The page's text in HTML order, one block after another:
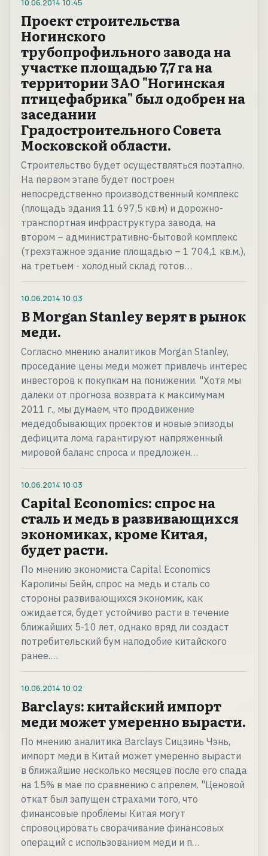
10.06.2014 10:45
Проект строительства
Ногинского
трубопрофильного завода на
участке площадью 7,7 га на
территории ЗАО "Ногинская
птицефабрика" был одобрен на
заседании
Градостроительного Совета
Московской области.
Строительство будет осуществляться поэтапно.
На первом этапе будет построен
непосредственно производственный комплекс
(площадь здания 11 697,5 кв.м) и дорожно-
транспортная инфраструктура завода, на
втором – административно-бытовой комплекс
(трехэтажное здание площадью – 1 704,1 кв.м.),
на третьем - холодный склад готов…
10.06.2014 10:03
В Morgan Stanley верят в рынок
меди.
Согласно мнению аналитиков Morgan Stanley,
проседание цены меди может привлечь интерес
инвесторов к покупкам на понижении. "Хотя мы
далеки от прогноза возврата к максимумам
2011 г., мы думаем, что продвижение
медедобывающих проектов и новые эпизоды
дефицита лома гарантируют напряженный
мировой баланс спроса и предложен…
10.06.2014 10:03
Capital Economics: спрос на
сталь и медь в развивающихся
экономиках, кроме Китая,
будет расти.
По мнению экономиста Capital Economics
Каролины Бейн, спрос на медь и сталь со
стороны развивающихся экономик, как
ожидается, будет устойчиво расти в течение
ближайших 5-10 лет, однако вряд ли создаст
потребительский бум наподобие китайского
ранее.…
10.06.2014 10:02
Barclays: китайский импорт
меди может умеренно вырасти.
По мнению аналитика Barclays Сицзинь Чэнь,
импорт меди в Китай может умеренно вырасти
в ближайшие несколько месяцев после его спада
на 15% в мае по сравнению с апрелем. "Ценовой
откат был запущен страхами того, что
финансовые проблемы Китая могут
спровоцировать сворачивание финансовых
операций с использованием меди и п…